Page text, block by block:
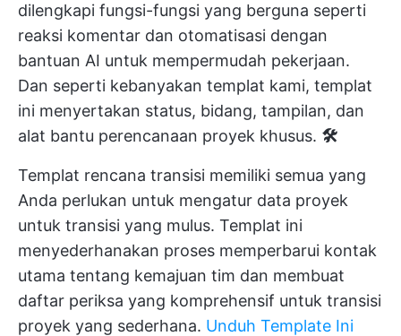
dilengkapi fungsi-fungsi yang berguna seperti
reaksi komentar dan otomatisasi dengan
bantuan AI untuk mempermudah pekerjaan.
Dan seperti kebanyakan templat kami, templat
ini menyertakan status, bidang, tampilan, dan
alat bantu perencanaan proyek khusus. 🛠️
Templat rencana transisi memiliki semua yang
Anda perlukan untuk mengatur data proyek
untuk transisi yang mulus. Templat ini
menyederhanakan proses memperbarui kontak
utama tentang kemajuan tim dan membuat
daftar periksa yang komprehensif untuk transisi
proyek yang sederhana. Unduh Template Ini